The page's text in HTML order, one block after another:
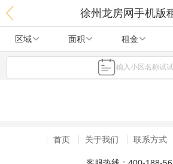
徐州龙房网手机版
区域 面积 租金
输入小区名称试试
首页 关于我们 联系方式